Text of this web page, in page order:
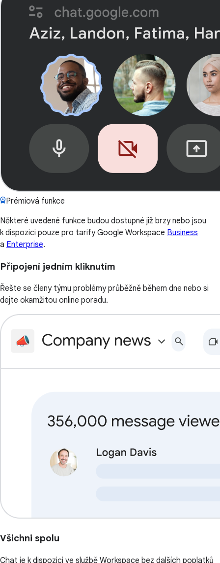
Prémiová funkce
Některé uvedené funkce budou dostupné již brzy nebo jsou
k dispozici pouze pro tarify Google Workspace Business
a Enterprise.
Připojení jedním kliknutím
Řešte se členy týmu problémy průběžně během dne nebo si
dejte okamžitou online poradu.
Všichni spolu
Chat je k dispozici ve službě Workspace bez dalších poplatků